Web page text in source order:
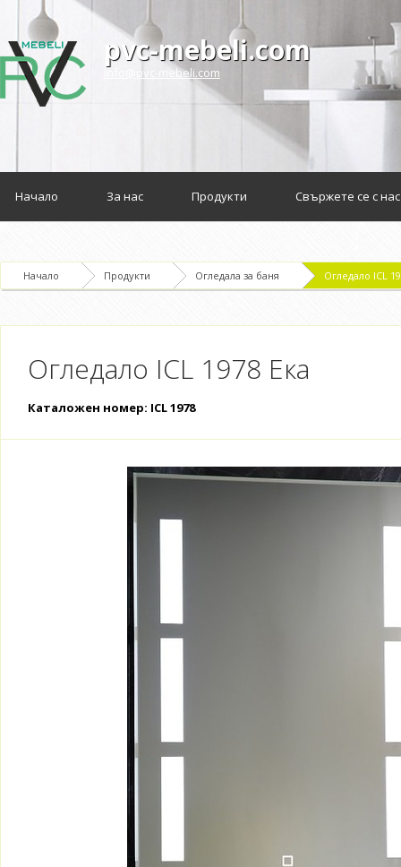
pvc-mebeli.com
info@pvc-mebeli.com
Начало За нас Продукти Свържете се с нас
Начало Продукти Огледала за баня Огледало ICL
Огледало ICL 1978 Ека
Каталожен номер: ICL 1978